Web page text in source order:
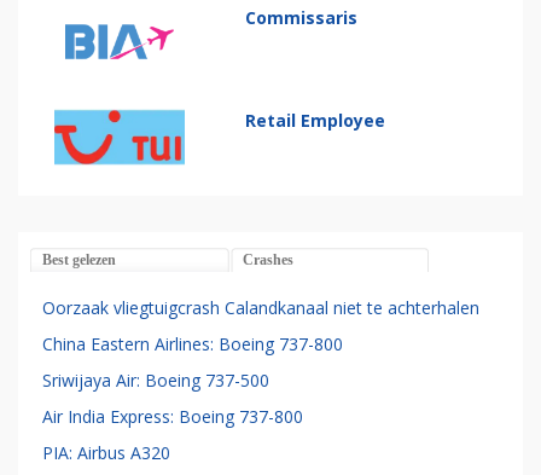
Commissaris
Retail Employee
Best gelezen Crashes
Oorzaak vliegtuigcrash Calandkanaal niet te achterhalen
China Eastern Airlines: Boeing 737-800
Sriwijaya Air: Boeing 737-500
Air India Express: Boeing 737-800
PIA: Airbus A320